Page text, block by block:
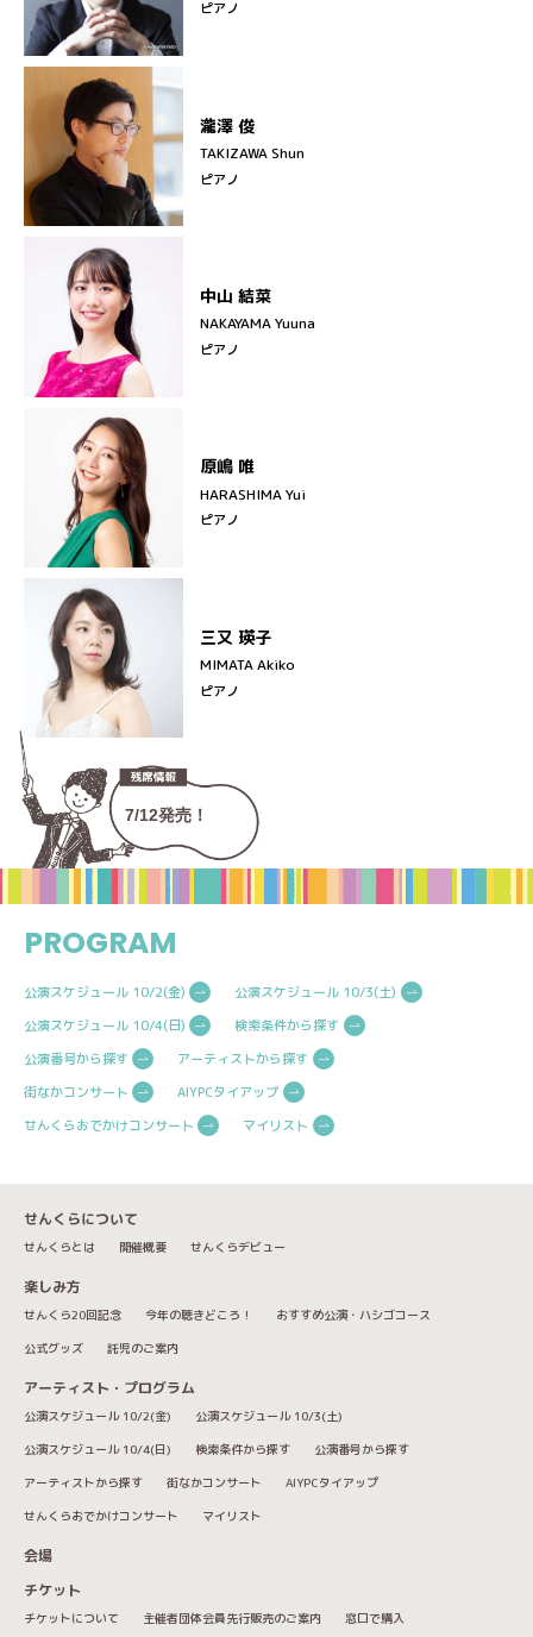
ピアノ
瀧澤 俊
TAKIZAWA Shun
ピアノ
中山 結菜
NAKAYAMA Yuuna
ピアノ
原嶋 唯
HARASHIMA Yui
ピアノ
三又 瑛子
MIMATA Akiko
ピアノ
7/12発売！
PROGRAM
公演スケジュール 10/2(金)
公演スケジュール 10/3(土)
公演スケジュール 10/4(日)
検索条件から探す
公演番号から探す
アーティストから探す
街なかコンサート
AIYPCタイアップ
せんくらおでかけコンサート
マイリスト
せんくらについて
せんくらとは 開催概要 せんくらデビュー
楽しみ方
せんくら20回記念 今年の聴きどころ！
おすすめ公演・ハシゴコース
公式グッズ
託児のご案内
アーティスト・プログラム
公演スケジュール 10/2(金)
公演スケジュール 10/3(土)
公演スケジュール 10/4(日)
検索条件から探す
公演番号から探す
アーティストから探す
街なかコンサート
AIYPCタイアップ
せんくらおでかけコンサート
マイリスト
会場
チケット
チケットについて 主催者団体会員先行販売のご案内 窓口で購入